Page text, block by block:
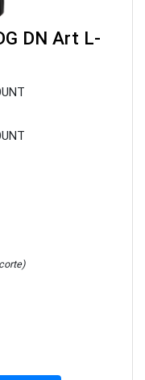
DN Art L-